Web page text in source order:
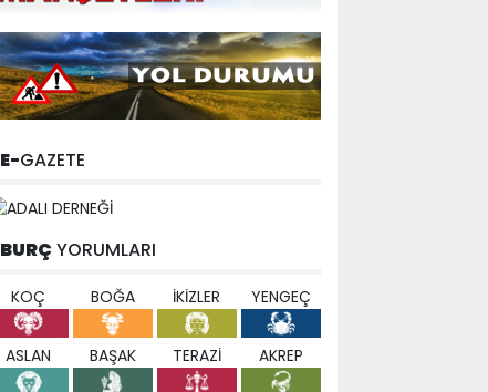
E-GAZETE
BURÇ YORUMLARI
KOÇ BOĞA İKİZLER YENGEÇ
ASLAN BAŞAK TERAZİ AKREP